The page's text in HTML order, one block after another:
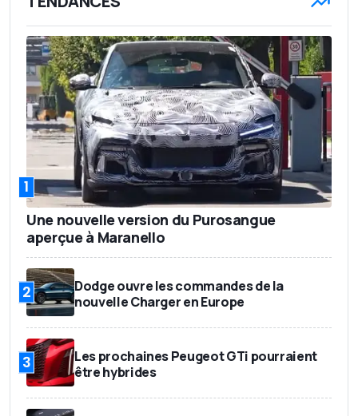
1
Une nouvelle version du Purosangue
aperçue à Maranello
2
Dodge ouvre les commandes de la
nouvelle Charger en Europe
3
Les prochaines Peugeot GTi pourraient
être hybrides